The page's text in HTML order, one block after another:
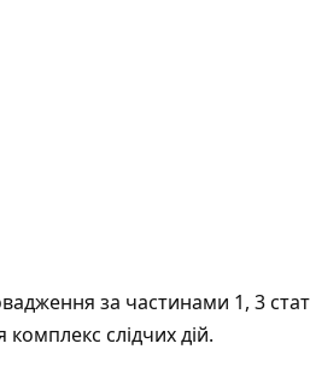
за частинами 1, 3
слідчих дій.